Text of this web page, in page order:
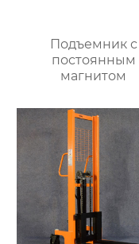
Подъемник с
постоянным
магнитом